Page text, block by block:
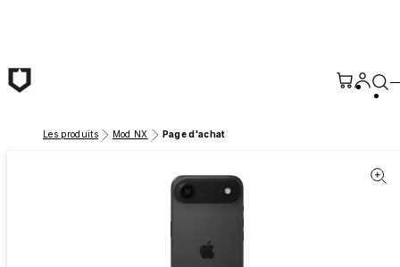
Les produits Mod NX Page d'achat